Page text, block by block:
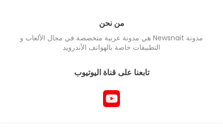
من نحن
مدونة Newsnait هي مدونة عربية متخصصة في مجال الألعاب و
التطبيقات خاصة بالهواتف الأندرويد
تابعنا على قناة اليوتيوب